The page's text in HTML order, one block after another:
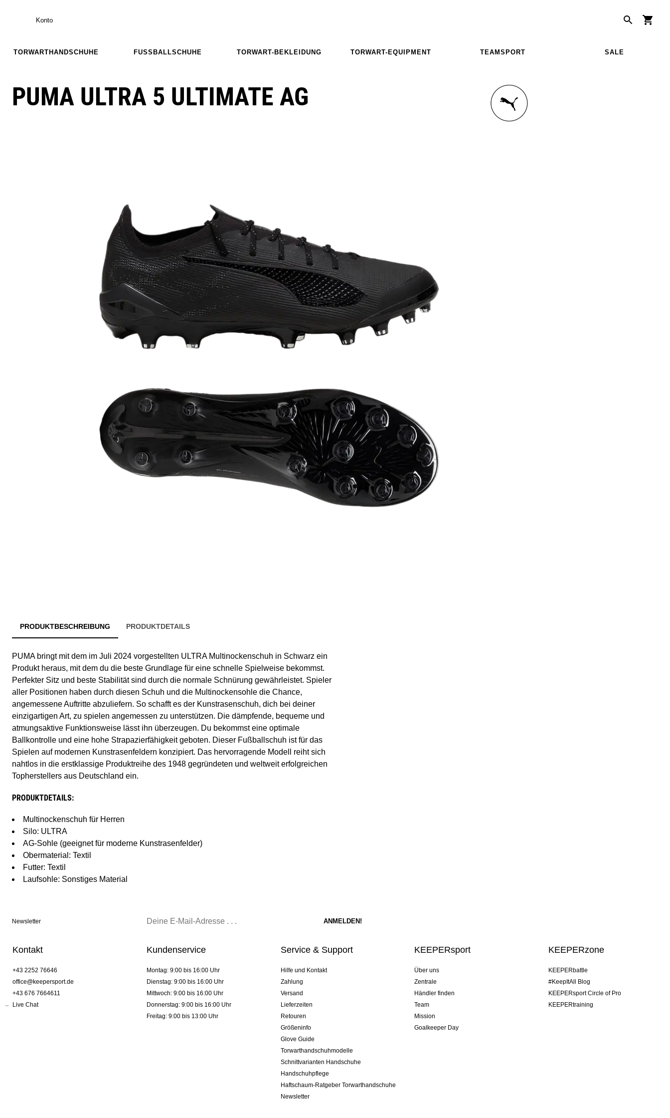
Konto
TORWARTHANDSCHUHE FUSSBALLSCHUHE TORWART-BEKLEIDUNG TORWART-EQUIPMENT TEAMSPORT SALE
PUMA ULTRA 5 ULTIMATE AG
PRODUKTBESCHREIBUNG PRODUKTDETAILS
PUMA bringt mit dem im Juli 2024 vorgestellten ULTRA Multinockenschuh in Schwarz ein
Produkt heraus, mit dem du die beste Grundlage für eine schnelle Spielweise bekommst.
Perfekter Sitz und beste Stabilität sind durch die normale Schnürung gewährleistet. Spieler
aller Positionen haben durch diesen Schuh und die Multinockensohle die Chance,
angemessene Auftritte abzuliefern. So schafft es der Kunstrasenschuh, dich bei deiner
einzigartigen Art, zu spielen angemessen zu unterstützen. Die dämpfende, bequeme und
atmungsaktive Funktionsweise lässt ihn überzeugen. Du bekommst eine optimale
Ballkontrolle und eine hohe Strapazierfähigkeit geboten. Dieser Fußballschuh ist für das
Spielen auf modernen Kunstrasenfeldern konzipiert. Das hervorragende Modell reiht sich
nahtlos in die erstklassige Produktreihe des 1948 gegründeten und weltweit erfolgreichen
Topherstellers aus Deutschland ein.
PRODUKTDETAILS:
Multinockenschuh für Herren
Silo: ULTRA
AG-Sohle (geeignet für moderne Kunstrasenfelder)
Obermaterial: Textil
Futter: Textil
Laufsohle: Sonstiges Material
Newsletter
Kontakt
+43 2252 76646
office@keepersport.de
+43 676 7664611
Live Chat
Kundenservice
Montag: 9:00 bis 16:00 Uhr
Dienstag: 9:00 bis 16:00 Uhr
Mittwoch: 9:00 bis 16:00 Uhr
Donnerstag: 9:00 bis 16:00 Uhr
Freitag: 9:00 bis 13:00 Uhr
Service & Support
Hilfe und Kontakt
Zahlung
Versand
Lieferzeiten
Retouren
Größeninfo
Glove Guide
Torwarthandschuhmodelle
Schnittvarianten Handschuhe
Handschuhpflege
Haftschaum-Ratgeber Torwarthandschuhe
Newsletter
KEEPERsport
Über uns
Zentrale
Händler finden
Team
Mission
Goalkeeper Day
KEEPERzone
KEEPERbattle
#KeepItAll Blog
KEEPERsport Circle of Pro
KEEPERtraining